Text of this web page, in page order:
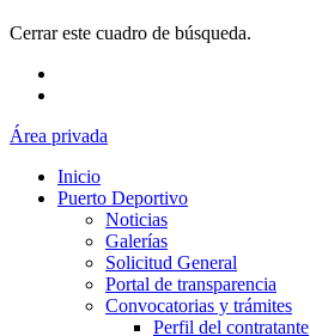
Cerrar este cuadro de búsqueda.
Área privada
Inicio
Puerto Deportivo
Noticias
Galerías
Solicitud General
Portal de transparencia
Convocatorias y trámites
Perfil del contratante